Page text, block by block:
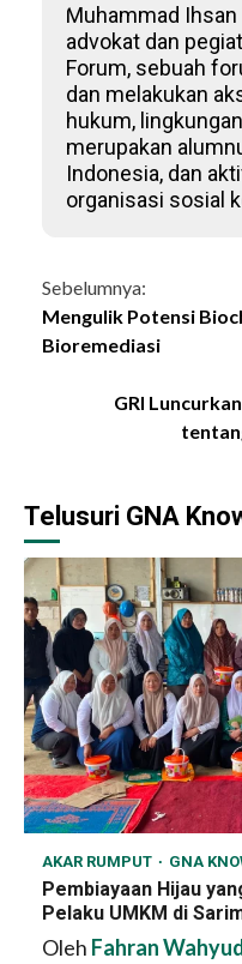
Muhammad Ihsan
advokat dan
Forum, sebuah
dan melakukan
hukum,
merupakan
Indonesia, dan
organisasi sosial
Continue
Reading
Sebelumnya:
Mengulik Potensi
Bioremediasi
GRI
Telusuri GNA
AKAR RUMPUT GNA
Pembiayaan Hijau
Pelaku UMKM di
Oleh Fahran